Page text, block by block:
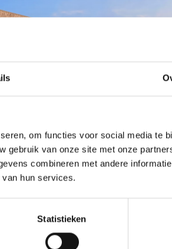
om functies voor social media te
gebruik van onze site met onze
combineren met andere
hun services.
Statistieken